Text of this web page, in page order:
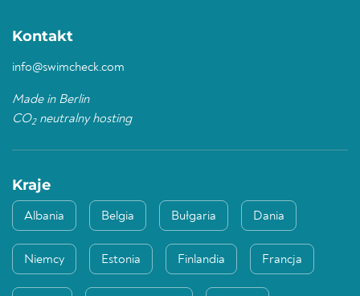
Kontakt
info@swimcheck.com
Made in Berlin
CO2neutralny hosting
Kraje
Albania Belgia Bułgaria Dania
Niemcy Estonia Finlandia Francja